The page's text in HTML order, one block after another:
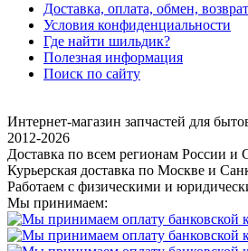
Доставка, оплата, обмен, возврат
Условия конфиденциальности
Где найти шильдик?
Полезная информация
Поиск по сайту
Интернет-магазин запчастей для
2012-2026
Доставка по всем регионам России и
Курьерская доставка по Москве и
Работаем с физическими и
Мы принимаем: